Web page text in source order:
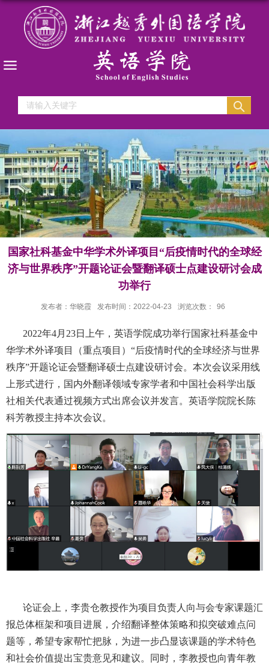
国家社科基金中华学术外译项目“后疫情时代的全球经
济与世界秩序”开题论证会暨翻译硕士点建设研讨会成
功举行
发布者：华晓霞 发布时间：2022-04-23 浏览次数： 96
2022年4月23日上午，英语学院成功举行国家社科基金中
华学术外译项目（重点项目）“后疫情时代的全球经济与世界
秩序”开题论证会暨翻译硕士点建设研讨会。本次会议采用线
上形式进行，国内外翻译领域专家学者和中国社会科学出版
社相关代表通过视频方式出席会议并发言。英语学院院长陈
科芳教授主持本次会议。
论证会上，李贵仓教授作为项目负责人向与会专家课题汇
报总体框架和项目进展，介绍翻译整体策略和拟突破难点问
题等，希望专家帮忙把脉，为进一步凸显该课题的学术特色
和社会价值提出宝贵意见和建议。同时，李教授也向青年教